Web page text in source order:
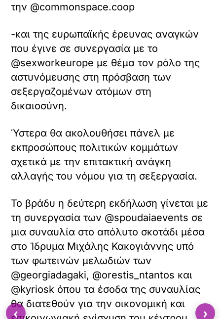
την @commonspace.coop
-και της ευρωπαϊκής έρευνας αναγκών
που έγινε σε συνεργασία με το
@sexworkeurope με θέμα τον ρόλο της
αστυνόμευσης στη πρόσβαση των
σεξεργαζομένων ατόμων στη
δικαιοσύνη.
Ύστερα θα ακολουθήσει πάνελ με
εκπροσώπους πολιτικών κομμάτων
σχετικά με την επιτακτική ανάγκη
αλλαγής του νόμου για τη σεξεργασία.
Το βράδυ η δεύτερη εκδήλωση γίνεται με
τη συνεργασία των @spoudaiaevents σε
μια συναυλία στο απόλυτο σκοτάδι μέσα
στο Ίδρυμα Μιχάλης Κακογιάννης υπό
των φωτεινών μελωδιών των
@georgiadagaki, @orestis_ntantos και
@kyriosk όπου τα έσοδα της συναυλίας
θα διατεθούν για την οικονομική και
‹ ›